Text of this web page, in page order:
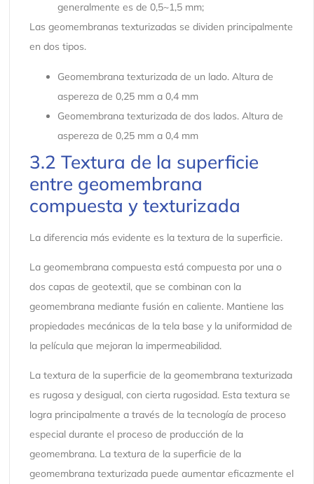
generalmente es de 0,5~1,5 mm;
Las geomembranas texturizadas se dividen principalmente
en dos tipos.
Geomembrana texturizada de un lado. Altura de
aspereza de 0,25 mm a 0,4 mm
Geomembrana texturizada de dos lados. Altura de
aspereza de 0,25 mm a 0,4 mm
3.2 Textura de la superficie
entre geomembrana
compuesta y texturizada
La diferencia más evidente es la textura de la superficie.
La geomembrana compuesta está compuesta por una o
dos capas de geotextil, que se combinan con la
geomembrana mediante fusión en caliente. Mantiene las
propiedades mecánicas de la tela base y la uniformidad de
la película que mejoran la impermeabilidad.
La textura de la superficie de la geomembrana texturizada
es rugosa y desigual, con cierta rugosidad. Esta textura se
logra principalmente a través de la tecnología de proceso
especial durante el proceso de producción de la
geomembrana. La textura de la superficie de la
geomembrana texturizada puede aumentar eficazmente el